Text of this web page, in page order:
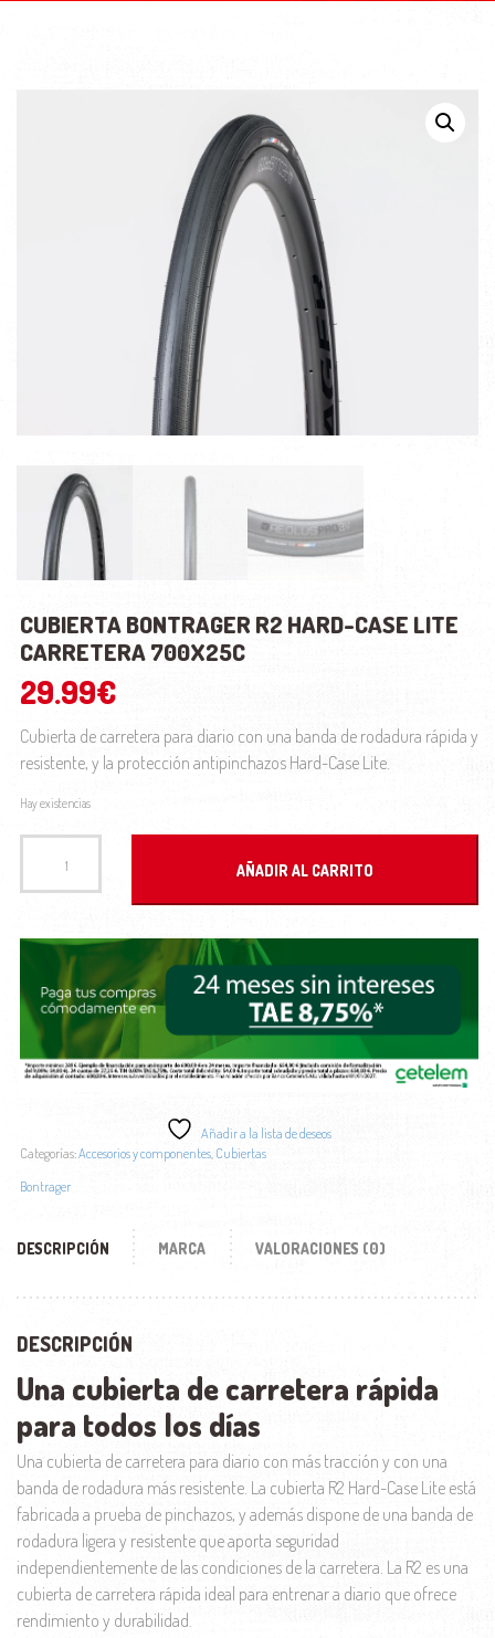
CUBIERTA BONTRAGER R2 HARD-CASE LITE
CARRETERA 700X25C
29.99€
Cubierta de carretera para diario con una banda de rodadura rápida y
resistente, y la protección antipinchazos Hard-Case Lite.
Hay existencias
Cubierta Bontrager R2 Hard-Case Lite Carretera 700x25c cantidad
AÑADIR AL CARRITO
Añadir a la lista de deseos
Categorías:Accesorios y componentes, Cubiertas
Bontrager
DESCRIPCIÓN MARCA VALORACIONES (0)
DESCRIPCIÓN
Una cubierta de carretera rápida
para todos los días
Una cubierta de carretera para diario con más tracción y con una
banda de rodadura más resistente. La cubierta R2 Hard-Case Lite está
fabricada a prueba de pinchazos, y además dispone de una banda de
rodadura ligera y resistente que aporta seguridad
independientemente de las condiciones de la carretera. La R2 es una
cubierta de carretera rápida ideal para entrenar a diario que ofrece
rendimiento y durabilidad.